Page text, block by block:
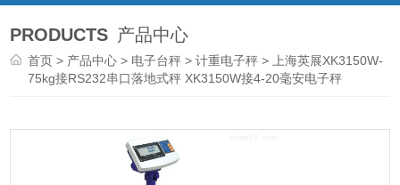
PRODUCTS 产品中心
首页 > 产品中心 > 电子台秤 >计重电子秤 > 上海英展XK3150W-
75kg接RS232串口落地式秤 XK3150W接4-20毫安电子秤